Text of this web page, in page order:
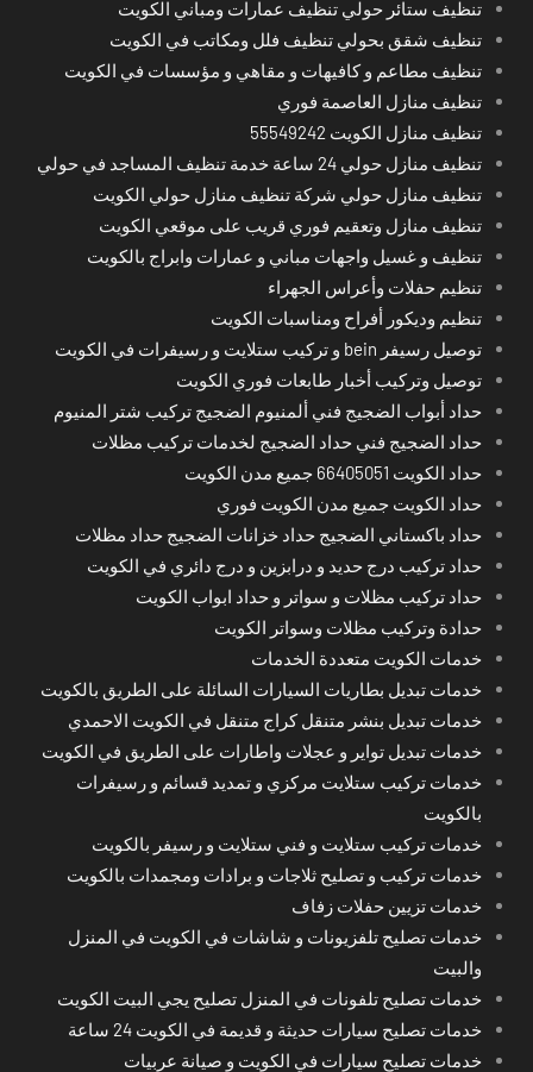
تنظيف ستائر حولي تنظيف عمارات ومباني الكويت
تنظيف شقق بحولي تنظيف فلل ومكاتب في الكويت
تنظيف مطاعم و كافيهات و مقاهي و مؤسسات في الكويت
تنظيف منازل العاصمة فوري
تنظيف منازل الكويت 55549242
تنظيف منازل حولي 24 ساعة خدمة تنظيف المساجد في حولي
تنظيف منازل حولي شركة تنظيف منازل حولي الكويت
تنظيف منازل وتعقيم فوري قريب على موقعي الكويت
تنظيف و غسيل واجهات مباني و عمارات وابراج بالكويت
تنظيم حفلات وأعراس الجهراء
تنظيم وديكور أفراح ومناسبات الكويت
توصيل رسيفر bein و تركيب ستلايت و رسيفرات في الكويت
توصيل وتركيب أخبار طابعات فوري الكويت
حداد أبواب الضجيج فني ألمنيوم الضجيج تركيب شتر المنيوم
حداد الضجيج فني حداد الضجيج لخدمات تركيب مظلات
حداد الكويت 66405051 جميع مدن الكويت
حداد الكويت جميع مدن الكويت فوري
حداد باكستاني الضجيج حداد خزانات الضجيج حداد مظلات
حداد تركيب درج حديد و درابزين و درج دائري في الكويت
حداد تركيب مظلات و سواتر و حداد ابواب الكويت
حدادة وتركيب مظلات وسواتر الكويت
خدمات الكويت متعددة الخدمات
خدمات تبديل بطاريات السيارات السائلة على الطريق بالكويت
خدمات تبديل بنشر متنقل كراج متنقل في الكويت الاحمدي
خدمات تبديل تواير و عجلات واطارات على الطريق في الكويت
خدمات تركيب ستلايت مركزي و تمديد قسائم و رسيفرات
بالكويت
خدمات تركيب ستلايت و فني ستلايت و رسيفر بالكويت
خدمات تركيب و تصليح ثلاجات و برادات ومجمدات بالكويت
خدمات تزيين حفلات زفاف
خدمات تصليح تلفزيونات و شاشات في الكويت في المنزل
والبيت
خدمات تصليح تلفونات في المنزل تصليح يجي البيت الكويت
خدمات تصليح سيارات حديثة و قديمة في الكويت 24 ساعة
خدمات تصليح سيارات في الكويت و صيانة عربيات